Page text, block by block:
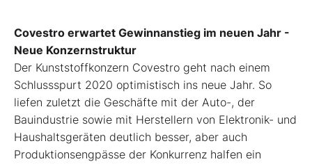
Covestro erwartet Gewinnanstieg im neuen Jahr -
Neue Konzernstruktur
Der Kunststoffkonzern Covestro geht nach einem
Schlussspurt 2020 optimistisch ins neue Jahr. So
liefen zuletzt die Geschäfte mit der Auto-, der
Bauindustrie sowie mit Herstellern von Elektronik- und
Haushaltsgeräten deutlich besser, aber auch
Produktionsengpässe der Konkurrenz halfen ein